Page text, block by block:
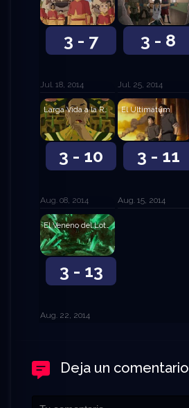
3 - 7
Jul. 18, 2014
3 - 8
Jul. 25, 2014
3 - 10
Larga Vida a la Reina
Aug. 08, 2014
3 - 11
El Ultimátum
Aug. 15, 2014
3 - 13
El Veneno del Loto Rojo
Aug. 22, 2014
Deja un comentario